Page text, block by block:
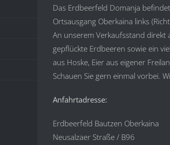
Das Erdbeerfeld Domanja
Ortsausgang Oberkaina links
An unserem Verkaufsstand direkt
gepflückte Erdbeeren sowie ein
aus Hoske, Eier aus eigener
Schauen Sie gern einmal vorbei.
Anfahrtadresse:
Erdbeerfeld Bautzen Oberkaina
Neusalzaer Straße / B96